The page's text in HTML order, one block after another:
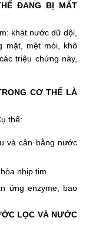
ĐANG BỊ MẤT
khát nước dữ dội,
mặt, mệt mỏi, khô
triệu chứng này,
CƠ THỂ LÀ
thể:
và cân bằng nước
nhịp tim.
ứng enzyme, bao
LỌC VÀ NƯỚC